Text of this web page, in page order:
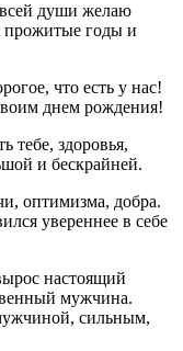
души желаю
прожитые годы и
что есть у нас!
днем рождения!
тебе, здоровья,
и бескрайней.
оптимизма, добра.
увереннее в себе
настоящий
мужчина.
сильным,